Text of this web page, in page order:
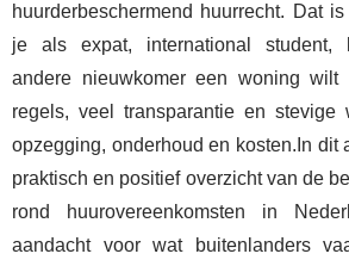
huurderbeschermend huurrecht. Dat
je als expat, international student,
andere nieuwkomer een woning wilt
regels, veel transparantie en stevige
opzegging, onderhoud en kosten.In dit
praktisch en positief overzicht van de
rond huurovereenkomsten in
aandacht voor wat buitenlanders